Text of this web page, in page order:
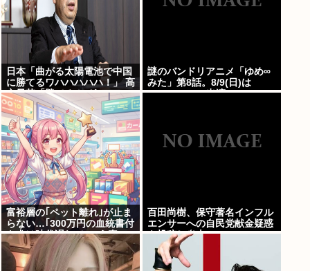
日本「曲がる太陽電池で中国
に勝てるワハハハハハ！」 高
市早苗「勝てる！ ガハハハハ
ハハ！」
謎のバンドリアニメ「ゆめ∞
みた」第8話。8/9(日)は
MyGO・RAS出演の
富裕層の｢ペット離れ｣が止ま
らない…｢300万円の血統書付
き犬は時代遅れ｣という真の
お金持ちが"向かった先"
百田尚樹、保守著名インフル
エンサーへの自民党献金疑惑
を投稿し炎上